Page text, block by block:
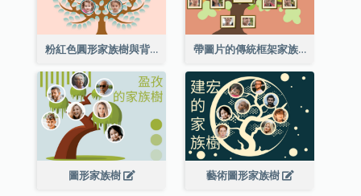
粉紅色圓形家族樹與背景 帶圖片的傳統框架家族樹
圖形家族樹 藝術圖形家族樹